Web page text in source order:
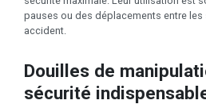
pauses ou des déplacements entre
accident.
Douilles de
sécurité